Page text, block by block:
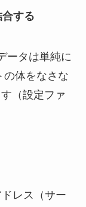
合する
ータは単純に
の体をなさな
（設定ファ
レス（サー